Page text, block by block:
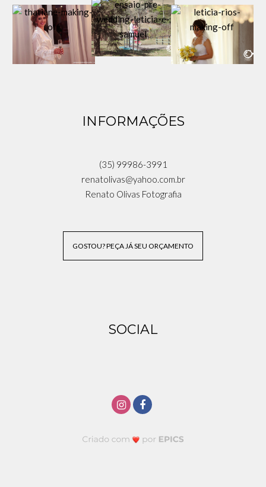
INFORMAÇÕES
(35) 99986-3991
renatolivas@yahoo.com.br
Renato Olivas Fotografia
GOSTOU? PEÇA JÁ SEU ORÇAMENTO
SOCIAL